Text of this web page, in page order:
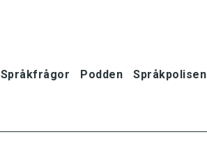
Språkfrågor Podden Språkpolisen